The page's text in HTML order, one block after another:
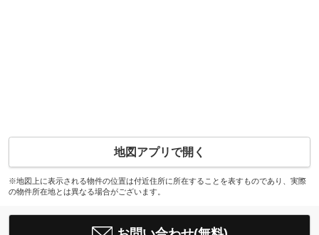
地図アプリで開く
※地図上に表示される物件の位置は付近住所に所在することを表すものであり、実際
の物件所在地とは異なる場合がございます。